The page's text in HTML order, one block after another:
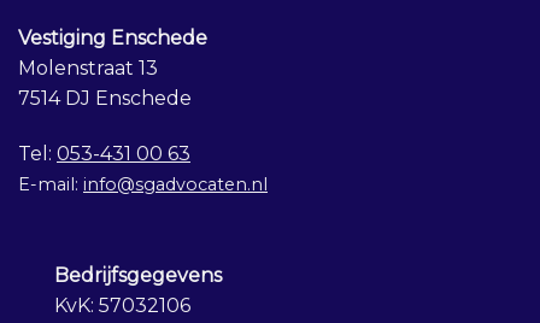
Vestiging Enschede
Molenstraat 13
7514 DJ Enschede
Tel: 053-431 00 63
E-mail: info@sgadvocaten.nl
Bedrijfsgegevens
KvK: 57032106